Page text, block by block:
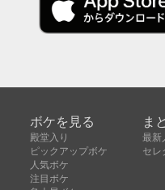
ボケを見る
殿堂入り
ピックアップボケ
人気ボケ
注目ボケ
ま
最新
セレ